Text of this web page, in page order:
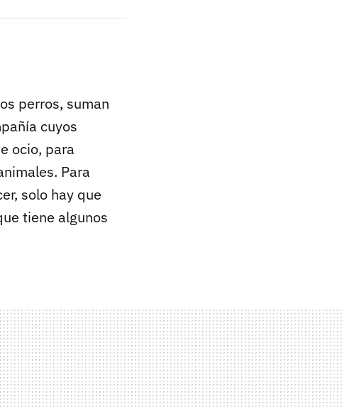
perros, suman
cuyos
ocio, para
Para
solo hay que
tiene algunos